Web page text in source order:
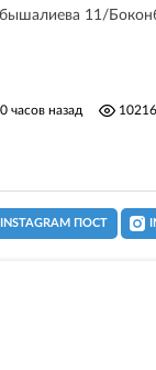
11/
часов назад 10216
INSTAGRAM ПОСТ